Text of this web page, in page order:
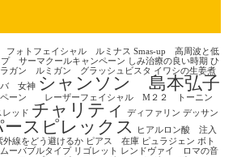
ォトフェイシャル ルミナス Smas-up 高周波と低
プ サーマクールキャンペーン しみ治療の良い時期 ひ
ラガン ルミガン グラッシュビスタ イワシの生姜煮
バ 女神 シャンソン 島本弘子
ペーン レーザーフェイシャル M２２ トーニン
レッド チャリティ ディファリン デッサン
ースピレックス
ヒアルロン酸 注入
線をどう避けるか ピアス 在庫 ピュラジェン ボト
ムーバブルタイプ リゴレット レンドヴァイ ロマの音